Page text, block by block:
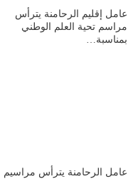
عامل إقليم الرحامنة يترأس
مراسم تحية العلم الوطني
بمناسبة…
عامل الرحامنة يترأس مراسيم